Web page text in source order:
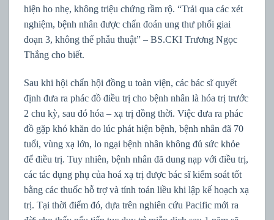
hiện ho nhẹ, không triệu chứng rầm rộ. “Trải qua các xét
nghiệm, bệnh nhân được chẩn đoán ung thư phổi giai
đoạn 3, không thể phẫu thuật” – BS.CKI Trương Ngọc
Thắng cho biết.
Sau khi hội chẩn hội đồng u toàn viện, các bác sĩ quyết
định đưa ra phác đồ điều trị cho bệnh nhân là hóa trị trước
2 chu kỳ, sau đó hóa – xạ trị đồng thời. Việc đưa ra phác
đồ gặp khó khăn do lúc phát hiện bệnh, bệnh nhân đã 70
tuổi, vùng xạ lớn, lo ngại bệnh nhân không đủ sức khỏe
để điều trị. Tuy nhiên, bệnh nhân đã dung nạp với điều trị,
các tác dụng phụ của hoá xạ trị được bác sĩ kiểm soát tốt
bằng các thuốc hỗ trợ và tính toán liều khi lập kế hoạch xạ
trị. Tại thời điểm đó, dựa trên nghiên cứu Pacific mới ra